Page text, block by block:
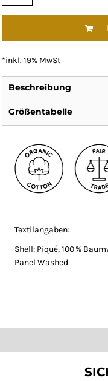
*inkl. 19% MwSt
Beschreibung
Größentabelle
Textilangaben:
Shell: Piqué, 100 %
Panel Washed